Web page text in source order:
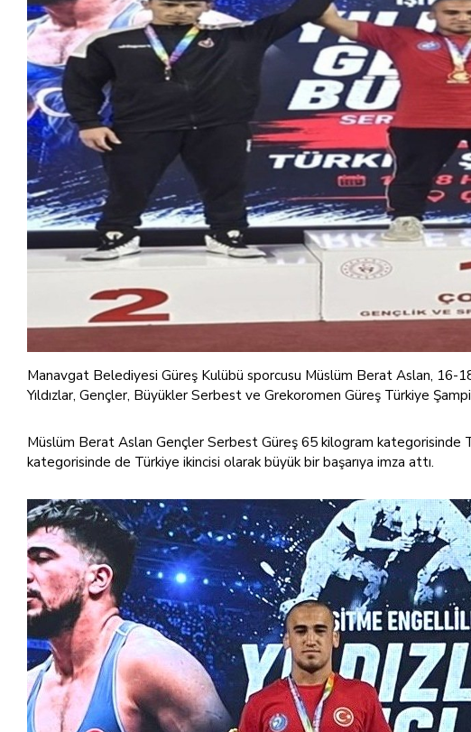
Manavgat Belediyesi Güreş Kulübü sporcusu Müslüm Berat Aslan, 16-
Yıldızlar, Gençler, Büyükler Serbest ve Grekoromen Güreş Türkiye
Müslüm Berat Aslan Gençler Serbest Güreş 65 kilogram kategorisinde
kategorisinde de Türkiye ikincisi olarak büyük bir başarıya imza attı.